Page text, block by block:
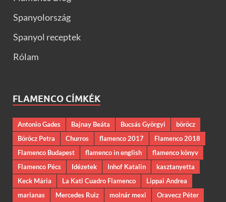
Spanyolország
Spanyol receptek
Rólam
FLAMENCO CÍMKÉK
Antonio Gades Bajnay Beáta Bucsás Györgyi
böröcz
Böröcz Petra
Churros flamenco 2017
Flamenco 2018
Flamenco Budapest
flamenco in english
flamenco könyv
Flamenco Pécs
Idézetek Inhof Katalin
kasztanyetta
Keck Mária
La Kati Cuadro Flamenco
Lippai Andrea
marianas
Mercedes Ruiz molnár mexi
Oravecz Péter